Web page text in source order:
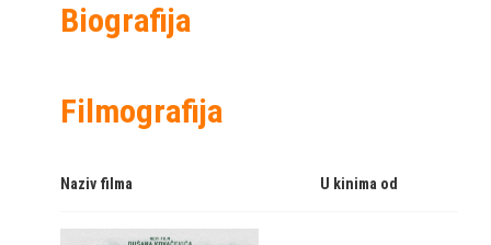
Biografija
Filmografija
Naziv filma U kinima od